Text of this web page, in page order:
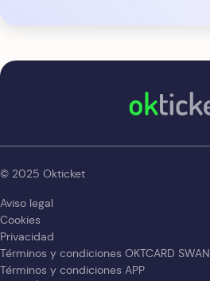
© 2025 Okticket
Aviso legal
Cookies
Privacidad
Términos y condiciones OKTCARD SWAN
Términos y condiciones APP